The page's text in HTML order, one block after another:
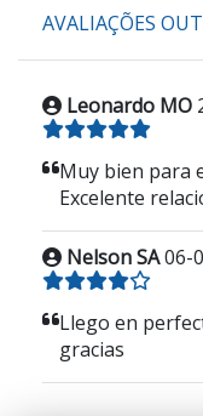
AVALIAÇÕES
Leonardo MO
Muy bien para
Excelente
Nelson SA06-
Llego en
gracias